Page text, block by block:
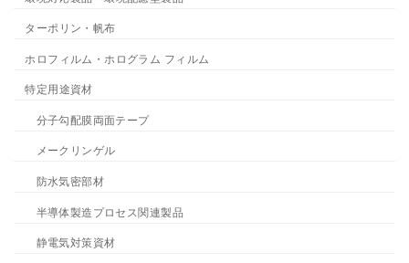
ターポリン・帆布
ホロフィルム・ホログラム フィルム
特定用途資材
分子勾配膜両面テープ
メークリンゲル
防水気密部材
半導体製造プロセス関連製品
静電気対策資材